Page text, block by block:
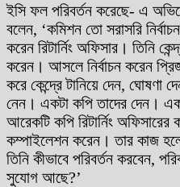
ইসি ফল পরিবর্তন করেছে- এ
বলেন, ‘কমিশন তো সরাসরি
করেন রিটার্নিং অফিসার। তিনি
করেন। আসলে নির্বাচন করেন
করে কেন্দ্রে টানিয়ে দেন, ঘোষণা
নেন। একটা কপি তাদের দেন।
আরেকটি কপি রিটার্নিং অফিসারের
কম্পাইলেশন করেন। তার কাজ
তিনি কীভাবে পরিবর্তন করবেন,
সুযোগ আছে?’